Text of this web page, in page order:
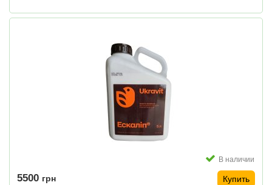
В наличии
5500 грн Купить